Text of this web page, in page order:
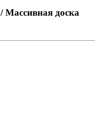
/ Массивная доска